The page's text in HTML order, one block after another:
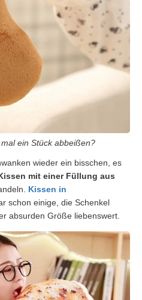
ein Stück abbeißen?
wieder ein bisschen, es
mit einer Füllung aus
Kissen in
schon einige, die Schenkel
absurden Größe liebenswert.